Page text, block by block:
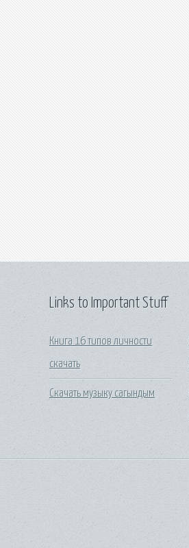
Links to Important Stuff
Книга 16 типов личности
скачать
Скачать музыку сагындым